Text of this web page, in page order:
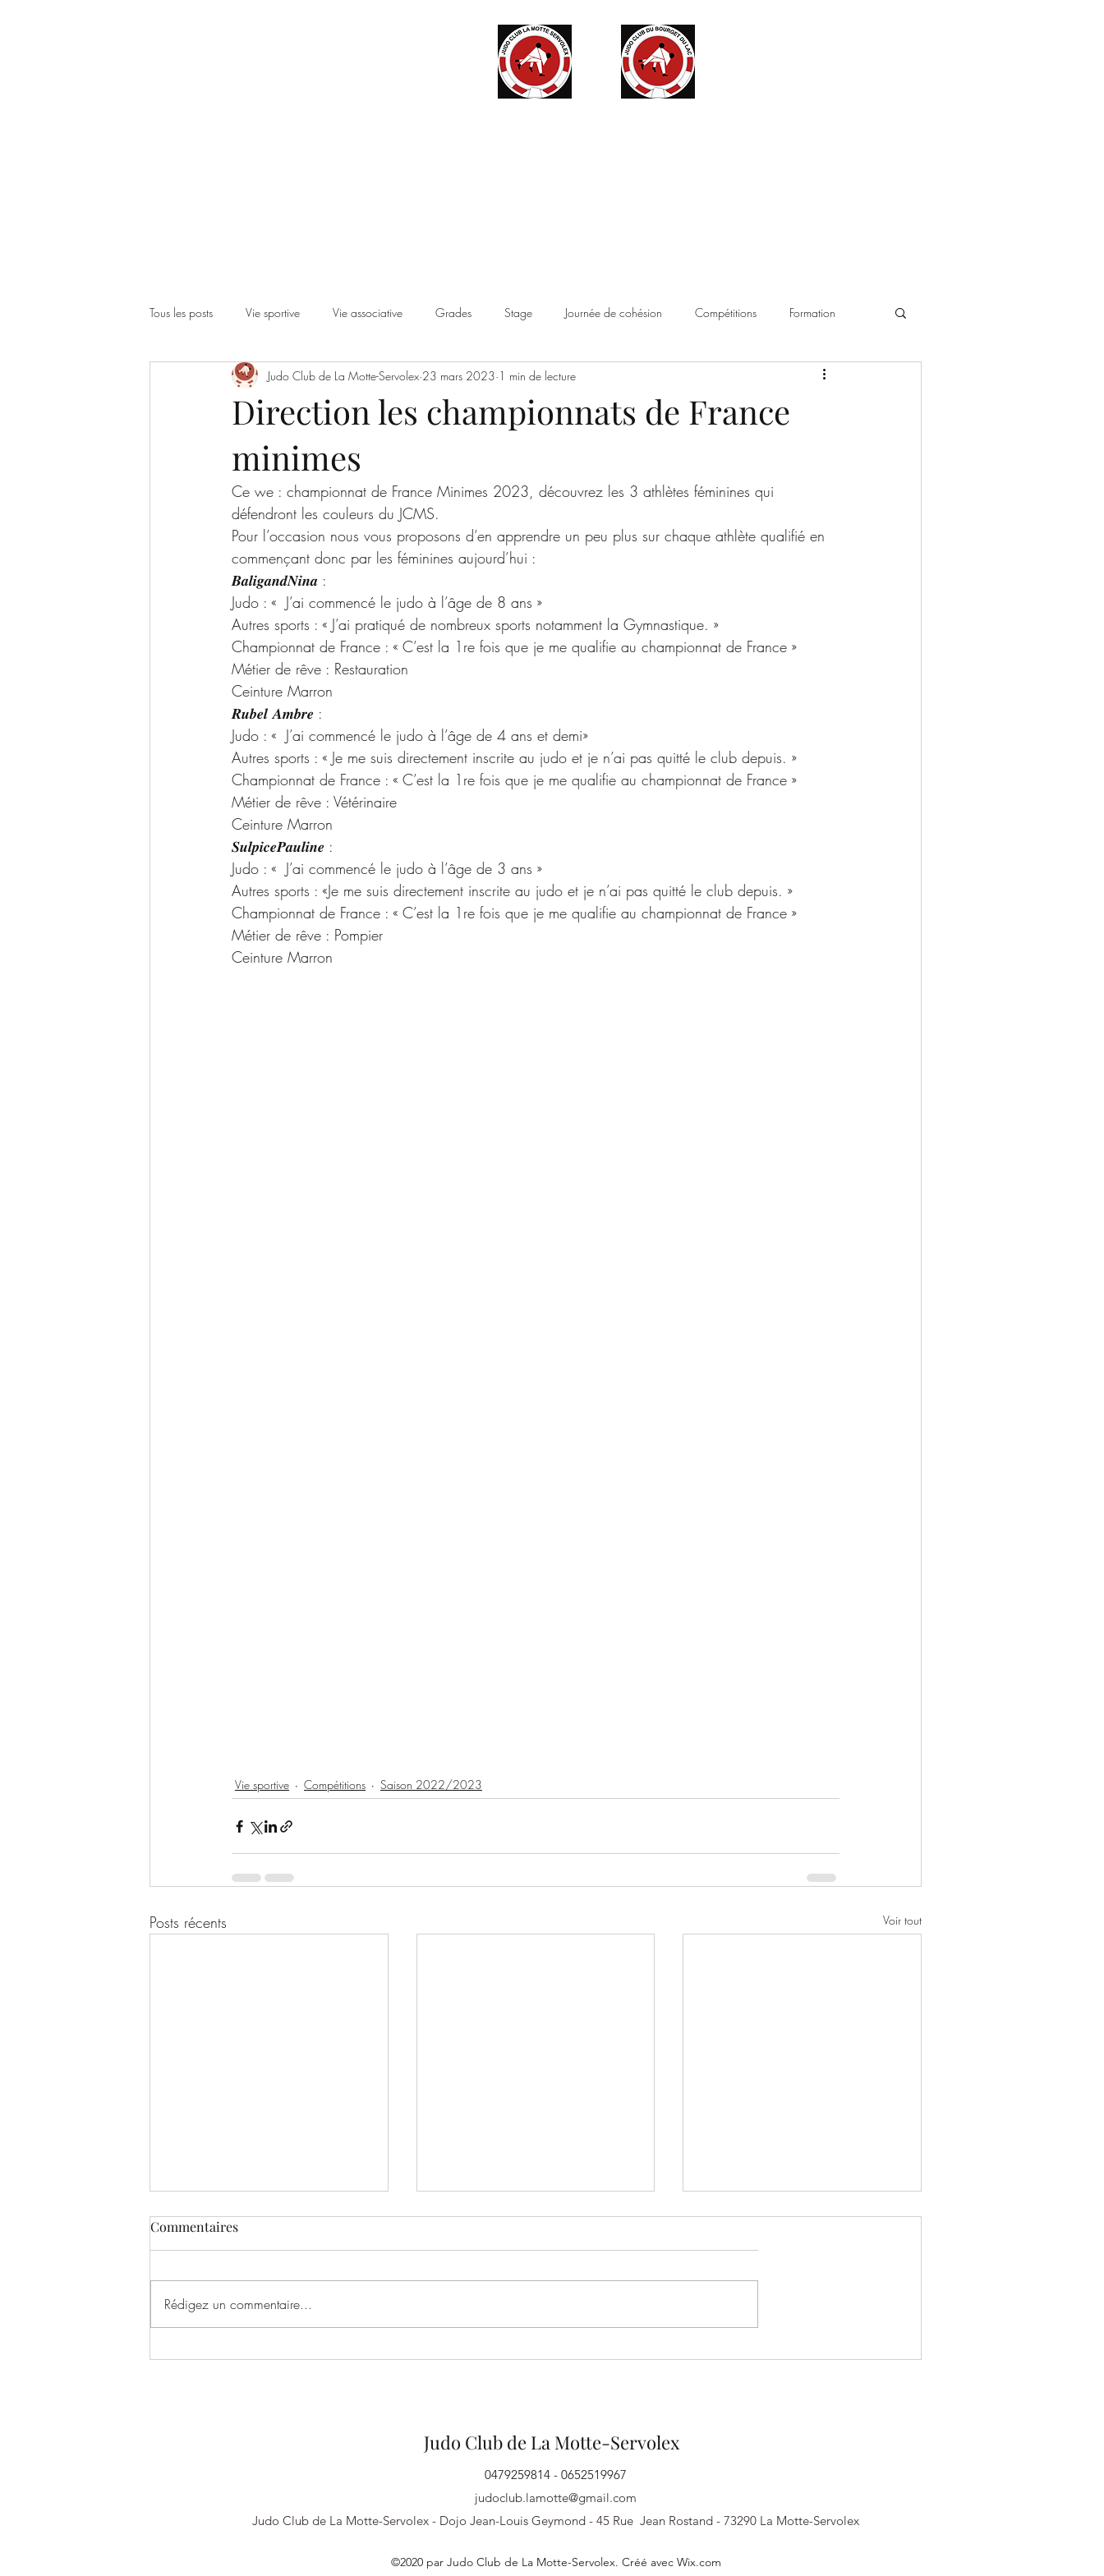
Tous les posts Vie sportive Vie associative Grades Stage Journée de cohésion Compétitions Formation
Evènement Saison 2022/2023 Entrainements Saison 2023/2024
SAISON 2026-2027
Direction les championnats de France
minimes
Judo Club de La Motte-Servolex 23 mars 2023 1 min de lecture
Ce we : championnat de France Minimes 2023, découvrez les 3 athlètes féminines qui
défendront les couleurs du JCMS.
Pour l’occasion nous vous proposons d’en apprendre un peu plus sur chaque athlète qualifié en
commençant donc par les féminines aujourd’hui :
𝑩𝒂𝒍𝒊𝒈𝒂𝒏𝒅𝑵𝒊𝒏𝒂 :
Judo : «  J’ai commencé le judo à l’âge de 8 ans »
Autres sports : « J’ai pratiqué de nombreux sports notamment la Gymnastique. »
Championnat de France : « C’est la 1re fois que je me qualifie au championnat de France »
Métier de rêve : Restauration
Ceinture Marron
𝑹𝒖𝒃𝒆𝒍 𝑨𝒎𝒃𝒓𝒆 :
Judo : «  J’ai commencé le judo à l’âge de 4 ans et demi»
Autres sports : « Je me suis directement inscrite au judo et je n’ai pas quitté le club depuis. »
Championnat de France : « C’est la 1re fois que je me qualifie au championnat de France »
Métier de rêve : Vétérinaire
Ceinture Marron
𝑺𝒖𝒍𝒑𝒊𝒄𝒆𝑷𝒂𝒖𝒍𝒊𝒏𝒆 :
Judo : «  J’ai commencé le judo à l’âge de 3 ans »
Autres sports : «Je me suis directement inscrite au judo et je n’ai pas quitté le club depuis. »
Championnat de France : « C’est la 1re fois que je me qualifie au championnat de France »
Métier de rêve : Pompier
Ceinture Marron
Vie sportive Compétitions Saison 2022/2023
Posts récents Voir tout
Commentaires
Rédigez un commentaire...
Judo Club de La Motte-Servolex
0479259814 - 0652519967
judoclub.lamotte@gmail.com
Judo Club de La Motte-Servolex - Dojo Jean-Louis Geymond - 45 Rue Jean Rostand - 73290 La Motte-Servolex
©2020 par Judo Club de La Motte-Servolex. Créé avec Wix.com